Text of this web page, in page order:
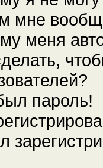
мне
меня
пароль!